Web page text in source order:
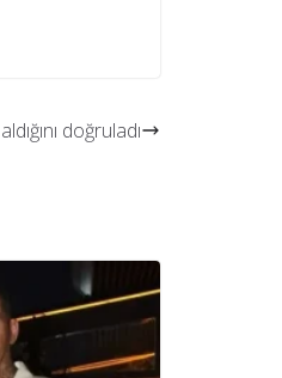
doğruladı